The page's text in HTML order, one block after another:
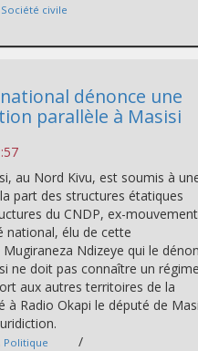
Société civile
dénonce une
parallèle à Masisi
au Nord Kivu, est soumis à
part des structures étatiques
du CNDP, ex-mouvement
national, élu de cette
Ndizeye qui le
ne doit pas connaître un régime
aux autres territoires de la
à Radio Okapi le député de
Politique /